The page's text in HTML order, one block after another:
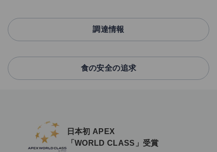
調達情報
食の安全の追求
日本初 APEX
「WORLD CLASS」受賞